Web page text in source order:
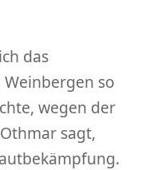
das
so
wegen der
sagt,